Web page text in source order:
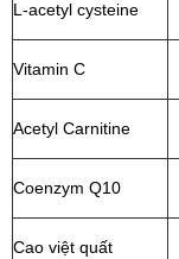
L-acetyl cysteine
Vitamin C
Acetyl Carnitine
Coenzym Q10
Cao việt quất